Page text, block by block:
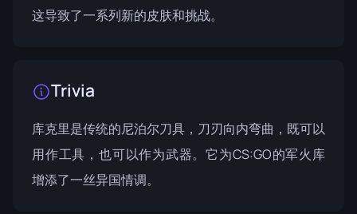
这导致了一系列新的皮肤和挑战。
Trivia
库克里是传统的尼泊尔刀具，刀刃向内弯曲，既可以
用作工具，也可以作为武器。它为CS:GO的军火库
增添了一丝异国情调。